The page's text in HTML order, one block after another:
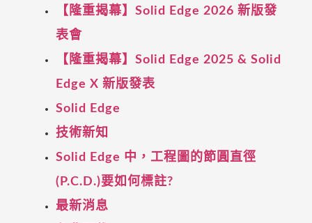
【隆重揭幕】Solid Edge 2026 新版發
表會
【隆重揭幕】Solid Edge 2025 & Solid
Edge X 新版發表
Solid Edge
技術新知
Solid Edge 中，工程圖的節圓直徑
(P.C.D.)要如何標註?
最新消息